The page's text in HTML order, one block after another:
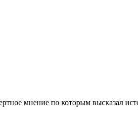
мнение по которым высказал